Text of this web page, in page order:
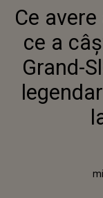
Ce
ce a
Grand-
miercuri, 20